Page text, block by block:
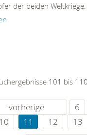
der beiden Weltkriege.
101 bis
vorherige 6
10
11 12 13